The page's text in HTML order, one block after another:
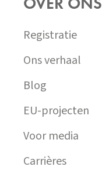
OVER ONS
Registratie
Ons verhaal
Blog
EU-projecten
Voor media
Carrières